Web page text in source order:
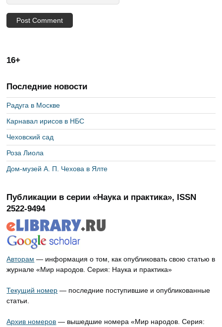
16+
Последние новости
Радуга в Москве
Карнавал ирисов в НБС
Чеховский сад
Роза Лиола
Дом-музей А. П. Чехова в Ялте
Публикации в серии «Наука и практика», ISSN
2522-9494
Авторам — информация о том, как опубликовать свою статью в
журнале «Мир народов. Серия: Наука и практика»
Текущий номер — последние поступившие и опубликованные
статьи.
Архив номеров — вышедшие номера «Мир народов. Серия: